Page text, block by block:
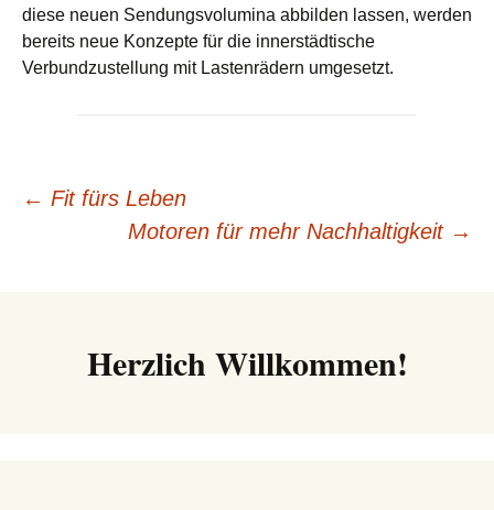
diese neuen Sendungsvolumina abbilden lassen, werden
bereits neue Konzepte für die innerstädtische
Verbundzustellung mit Lastenrädern umgesetzt.
Beitrags-
← Fit fürs Leben
Motoren für mehr Nachhaltigkeit →
Herzlich Willkommen!